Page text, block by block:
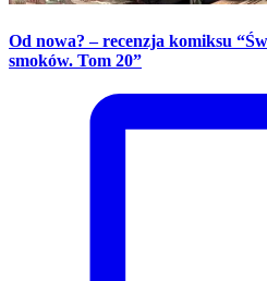
Od nowa? – recenzja komiksu
smoków. Tom 20”